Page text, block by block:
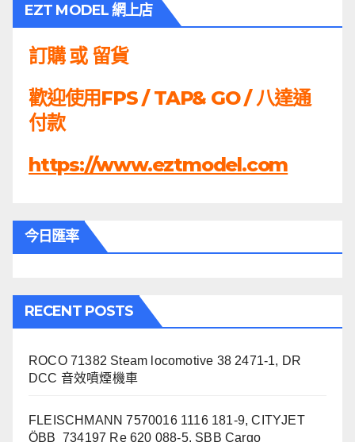
EZT MODEL 網上店
訂購 或 留貨
歡迎使用FPS / TAP& GO / 八達通
付款
https://www.eztmodel.com
今日匯率
RECENT POSTS
ROCO 71382 Steam locomotive 38 2471-1, DR
DCC 音效噴煙機車
FLEISCHMANN 7570016 1116 181-9, CITYJET
ÖBB 734197 Re 620 088-5, SBB Cargo